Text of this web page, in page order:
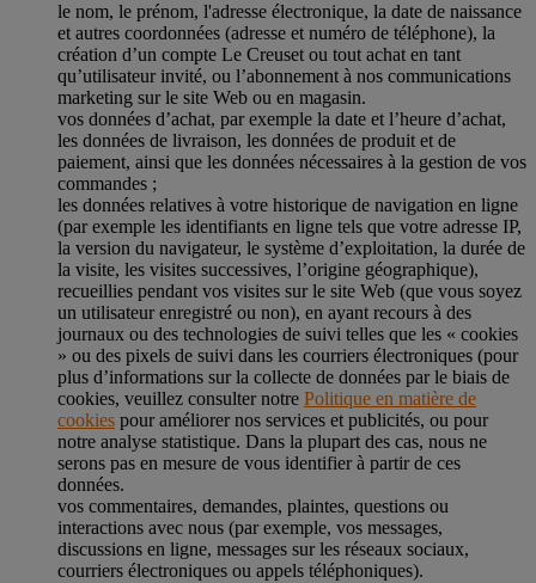
le nom, le prénom, l'adresse électronique, la date de naissance
et autres coordonnées (adresse et numéro de téléphone), la
création d’un compte Le Creuset ou tout achat en tant
qu’utilisateur invité, ou l’abonnement à nos communications
marketing sur le site Web ou en magasin.
vos données d’achat, par exemple la date et l’heure d’achat,
les données de livraison, les données de produit et de
paiement, ainsi que les données nécessaires à la gestion de vos
commandes ;
les données relatives à votre historique de navigation en ligne
(par exemple les identifiants en ligne tels que votre adresse IP,
la version du navigateur, le système d’exploitation, la durée de
la visite, les visites successives, l’origine géographique),
recueillies pendant vos visites sur le site Web (que vous soyez
un utilisateur enregistré ou non), en ayant recours à des
journaux ou des technologies de suivi telles que les « cookies
» ou des pixels de suivi dans les courriers électroniques (pour
plus d’informations sur la collecte de données par le biais de
cookies, veuillez consulter notre Politique en matière de
cookies pour améliorer nos services et publicités, ou pour
notre analyse statistique. Dans la plupart des cas, nous ne
serons pas en mesure de vous identifier à partir de ces
données.
vos commentaires, demandes, plaintes, questions ou
interactions avec nous (par exemple, vos messages,
discussions en ligne, messages sur les réseaux sociaux,
courriers électroniques ou appels téléphoniques).